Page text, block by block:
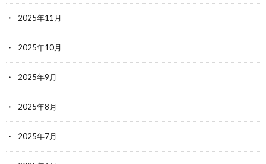
2025年11月
2025年10月
2025年9月
2025年8月
2025年7月